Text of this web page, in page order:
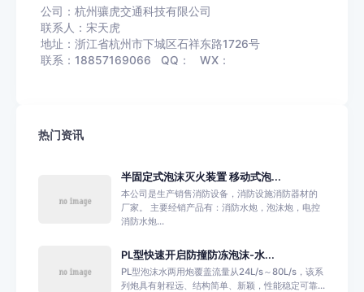
公司：杭州骧虎交通科技有限公司
联系人：宋天虎
地址：浙江省杭州市下城区石祥东路1726号
联系：18857169066 QQ： WX：
热门资讯
半固定式泡沫灭火装置 移动式泡...
本公司是生产销售消防设备，消防设施消防器材的
厂家。 主要经销产品有：消防水炮，泡沫炮，电控
消防水炮...
PL型快速开启防撞防冻泡沫-水...
PL型泡沫水两用炮覆盖流量从24L/s～80L/s，该系
列炮具有射程远、结构简单、新颖，性能稳定可靠...